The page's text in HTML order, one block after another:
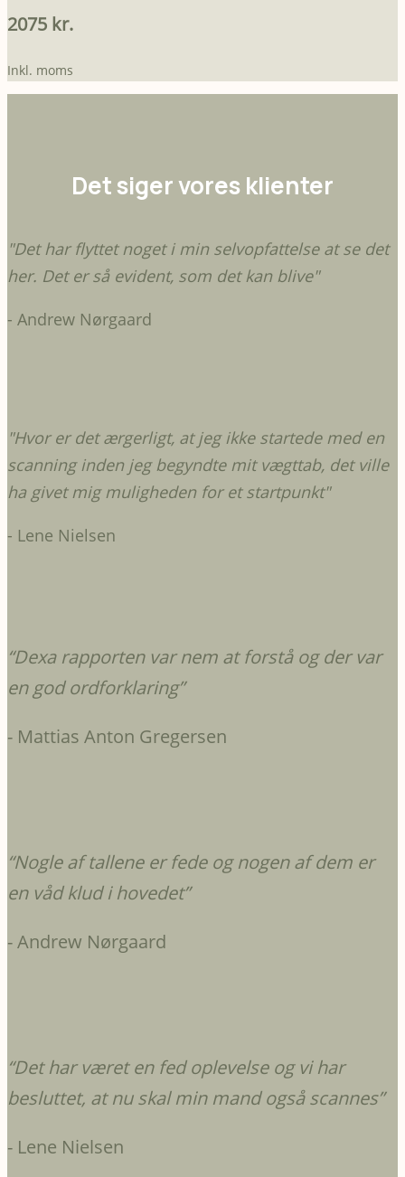
2075 kr.
Inkl. moms
Det siger vores klienter
"Det har flyttet noget i min selvopfattelse at se det
her. Det er så evident, som det kan blive"
- Andrew Nørgaard
"Hvor er det ærgerligt, at jeg ikke startede med en
scanning inden jeg begyndte mit vægttab, det ville
ha givet mig muligheden for et startpunkt"
- Lene Nielsen
“Dexa rapporten var nem at forstå og der var
en god ordforklaring”
- Mattias Anton Gregersen
“Nogle af tallene er fede og nogen af dem er
en våd klud i hovedet”
- Andrew Nørgaard
“Det har været en fed oplevelse og vi har
besluttet, at nu skal min mand også scannes”
- Lene Nielsen